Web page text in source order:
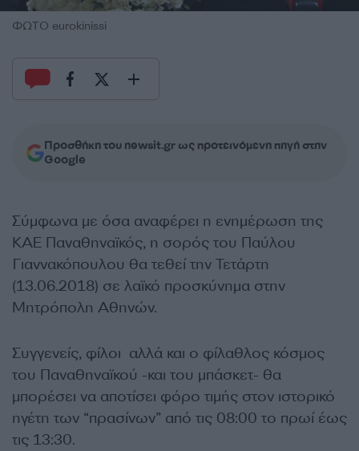
ΦΩΤΟ eurokinissi
Προσθήκη του newsit.gr ως προτεινόμενη πηγή στην
Google
Σύμφωνα με όσα αναφέρει η ενημέρωση της
ΚΑΕ Παναθηναϊκός, η σορός του Παύλου
Γιαννακόπουλου θα τεθεί την Τετάρτη
(13.06.2018) σε λαϊκό προσκύνημα στην
Μητρόπολη Αθηνών.
Συγγενείς, φίλοι αλλά και ο φίλαθλος κόσμος
του Παναθηναϊκού -και του μπάσκετ- θα
μπορέσει να αποτίσει φόρο τιμής στον ιστορικό
ηγέτη των “πρασίνων” από τις 08:00 το πρωί έως
τις 13:30.